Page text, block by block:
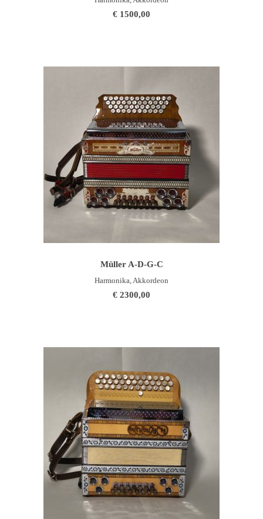
€ 1500,00
Müller A-D-G-C
Harmonika, Akkordeon
€ 2300,00